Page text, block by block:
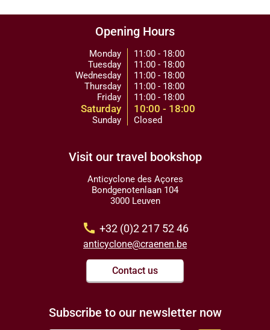
Opening Hours
Monday
Tuesday
Wednesday
Thursday
Friday
Saturday
Sunday
11:00 - 18:00
11:00 - 18:00
11:00 - 18:00
11:00 - 18:00
11:00 - 18:00
10:00 - 18:00
Closed
Visit our travel bookshop
Anticyclone des Açores
Bondgenotenlaan 104
3000 Leuven
call +32 (0)2 217 52 46
anticyclone@craenen.be
Contact us
Subscribe to our newsletter now